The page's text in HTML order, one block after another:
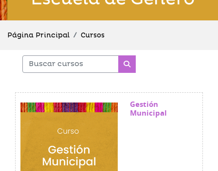
Página Principal Cursos
Buscar cursos
Buscar cursos
Gestión
Municipal